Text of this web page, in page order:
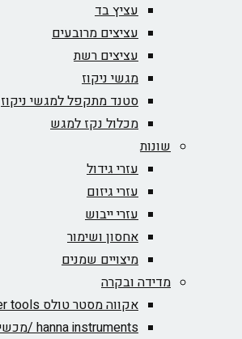
עציץ בד
עציצים מרובעים
עציצים רשת
מגשי ניקוז
סטנד מתקפל למגשי ניקוז
מכלול נקז למגש
שונות
עזרי גידול
עזרי גיזום
עזרי ייבוש
אחסון ושימור
מיצויים שמנים
מדידה ובקרה
אקווה מסטר טולס Aqua Master tools
hanna instruments /מכשירים האנה